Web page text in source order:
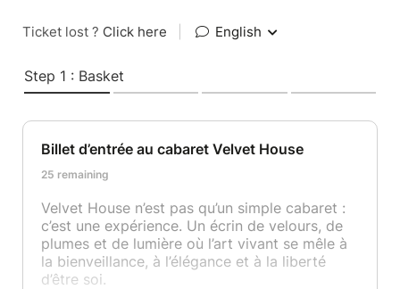
Ticket lost ? Click here English
Step 1 : Basket
Billet d’entrée au cabaret Velvet House
25 remaining
Velvet House n’est pas qu’un simple cabaret :
c’est une expérience. Un écrin de velours, de
plumes et de lumière où l’art vivant se mêle à
la bienveillance, à l’élégance et à la liberté
d’être soi.